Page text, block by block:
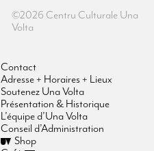
©2026 Centru Culturale Una
Volta
Contact
Adresse + Horaires + Lieux
Soutenez Una Volta
Présentation & Historique
L’équipe d’Una Volta
Conseil d’Administration
Shop